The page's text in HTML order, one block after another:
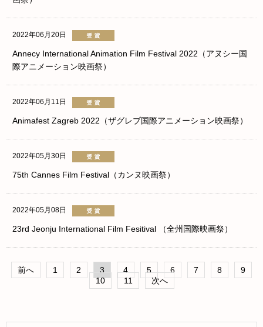
2022年06月20日
Annecy International Animation Film Festival 2022（アヌシー国
際アニメーション映画祭）
2022年06月11日
Animafest Zagreb 2022（ザグレブ国際アニメーション映画祭）
2022年05月30日
75th Cannes Film Festival（カンヌ映画祭）
2022年05月08日
23rd Jeonju International Film Fesitival （全州国際映画祭）
前へ 1 2 3 4 5 6 7 8
9
10
11 次へ